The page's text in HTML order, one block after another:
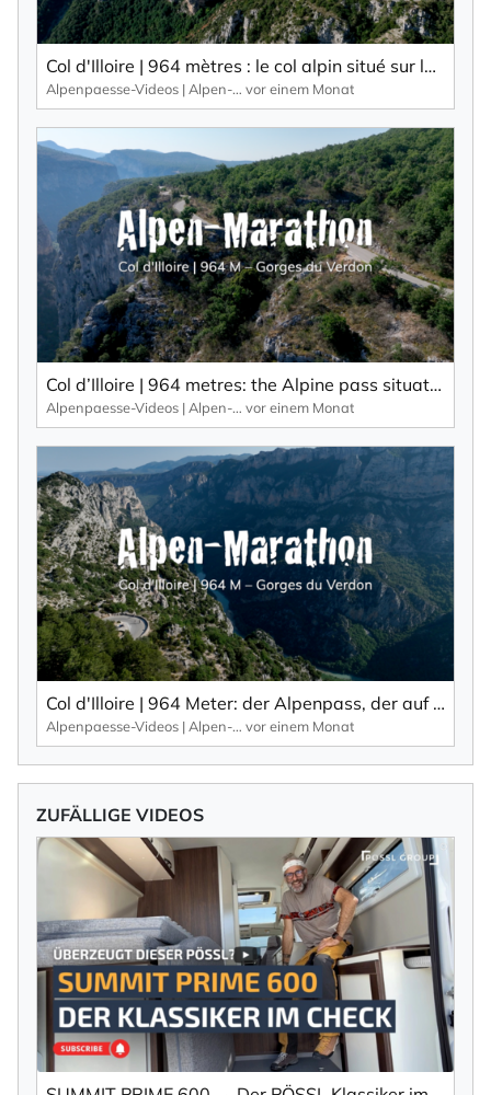
Col d'Illoire | 964 mètres : le col alpin situé sur le plateau des Gorges du Verdon, un canyon profond de 700 mètres.
Alpenpaesse-Videos | Alpen-Marathon vor einem Monat
Col d’Illoire | 964 metres: the Alpine pass situated on the plateau of the 700-metre-deep gorge, the Gorges du Verdon.
Alpenpaesse-Videos | Alpen-Marathon vor einem Monat
Col d'Illoire | 964 Meter: der Alpenpass, der auf dem Plateau der 700 Meter tiefen Schlucht, Gorges du Verdon liegt.
Alpenpaesse-Videos | Alpen-Marathon vor einem Monat
ZUFÄLLIGE VIDEOS
selbst abbestellen kann.
Mit der Eintragung für den Newsletter bestätigen Sie die Verarbeitung
Ihrer Daten gemäß der Datenschutzerklärungdurch KlickTipp.
Newsletter abonnieren